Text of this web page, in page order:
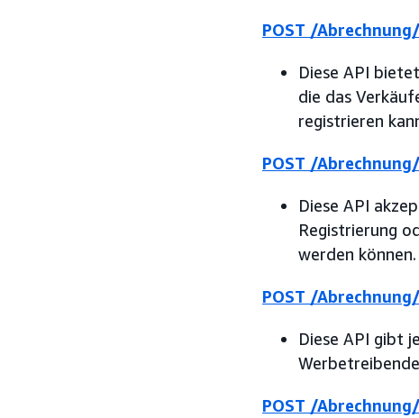
POST /
Diese API
die das
registrieren
POST /
Diese API
Registrierung
werden können.
POST /
Diese API gibt
POST /